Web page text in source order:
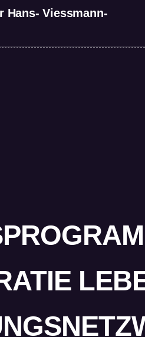
Hans- Viessmann-